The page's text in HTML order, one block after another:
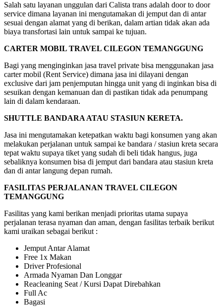
Salah satu layanan unggulan dari Calista trans adalah door to door
service dimana layanan ini mengutamakan di jemput dan di antar
sesuai dengan alamat yang di berikan, dalam artian tidak akan ada
biaya transfortasi lain untuk sampai ke tujuan.
CARTER MOBIL TRAVEL CILEGON TEMANGGUNG
Bagi yang menginginkan jasa travel private bisa menggunakan jasa
carter mobil (Rent Service) dimana jasa ini dilayani dengan
exclusive dari jam penjemputan hingga unit yang di inginkan bisa di
sesuikan dengan kemanuan dan di pastikan tidak ada penumpang
lain di dalam kendaraan.
SHUTTLE BANDARA ATAU STASIUN KERETA.
Jasa ini mengutamakan ketepatkan waktu bagi konsumen yang akan
melakukan perjalanan untuk sampai ke bandara / stasiun kreta secara
tepat waktu supaya tiket yang sudah di beli tidak hangus, juga
sebaliknya konsumen bisa di jemput dari bandara atau stasiun kreta
dan di antar langung depan rumah.
FASILITAS PERJALANAN TRAVEL CILEGON
TEMANGGUNG
Fasilitas yang kami berikan menjadi prioritas utama supaya
perjalanan terasa nyaman dan aman, dengan fasilitas terbaik berikut
kami uraikan sebagai berikut :
Jemput Antar Alamat
Free 1x Makan
Driver Profesional
Armada Nyaman Dan Longgar
Reacleaning Seat / Kursi Dapat Direbahkan
Full Ac
Bagasi